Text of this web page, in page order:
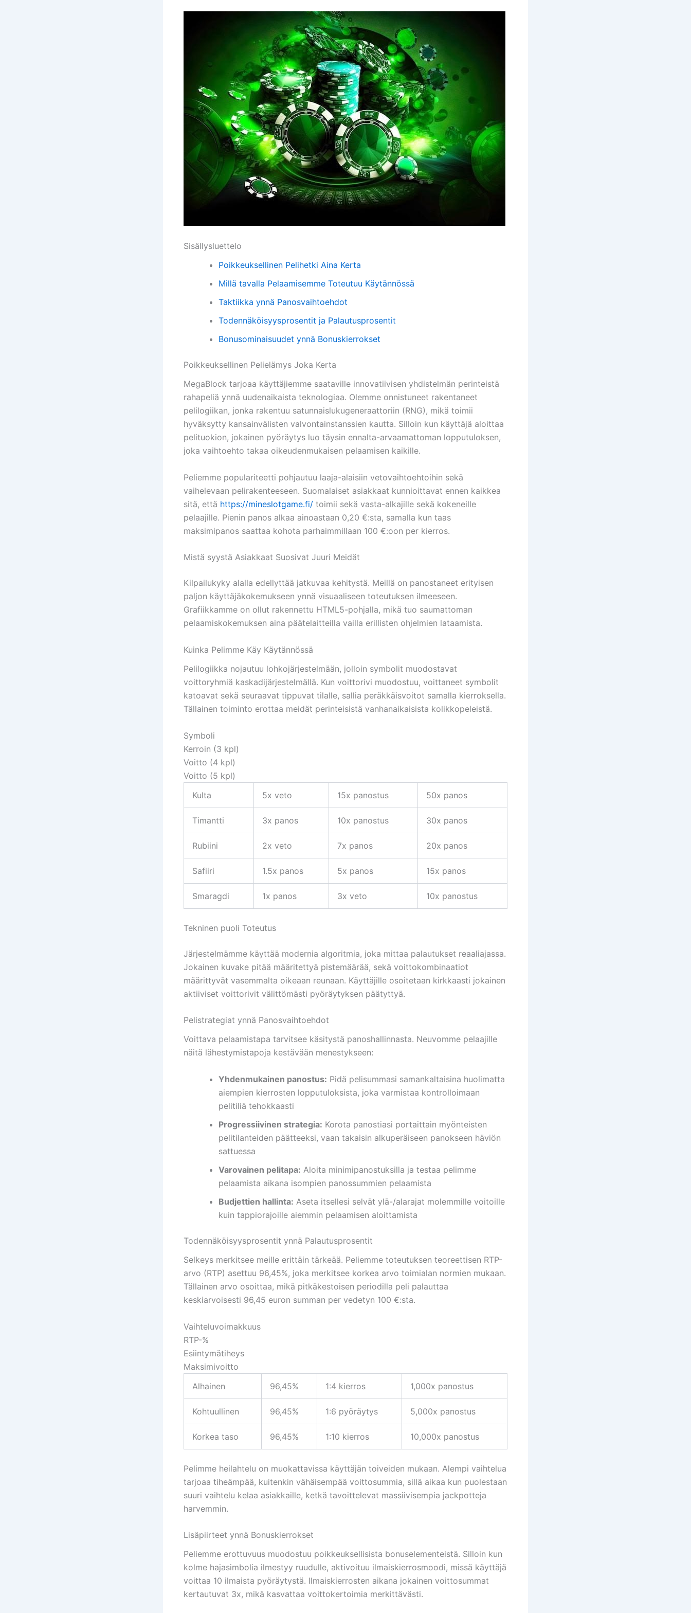
Sisällysluettelo
Poikkeuksellinen Pelihetki Aina Kerta
Millä tavalla Pelaamisemme Toteutuu Käytännössä
Taktiikka ynnä Panosvaihtoehdot
Todennäköisyysprosentit ja Palautusprosentit
Bonusominaisuudet ynnä Bonuskierrokset
Poikkeuksellinen Pelielämys Joka Kerta
MegaBlock tarjoaa käyttäjiemme saataville innovatiivisen yhdistelmän perinteistä
rahapeliä ynnä uudenaikaista teknologiaa. Olemme onnistuneet rakentaneet
pelilogiikan, jonka rakentuu satunnaislukugeneraattoriin (RNG), mikä toimii
hyväksytty kansainvälisten valvontainstanssien kautta. Silloin kun käyttäjä aloittaa
pelituokion, jokainen pyöräytys luo täysin ennalta-arvaamattoman lopputuloksen,
joka vaihtoehto takaa oikeudenmukaisen pelaamisen kaikille.
Peliemme populariteetti pohjautuu laaja-alaisiin vetovaihtoehtoihin sekä
vaihelevaan pelirakenteeseen. Suomalaiset asiakkaat kunnioittavat ennen kaikkea
sitä, että https://mineslotgame.fi/ toimii sekä vasta-alkajille sekä kokeneille
pelaajille. Pienin panos alkaa ainoastaan 0,20 €:sta, samalla kun taas
maksimipanos saattaa kohota parhaimmillaan 100 €:oon per kierros.
Mistä syystä Asiakkaat Suosivat Juuri Meidät
Kilpailukyky alalla edellyttää jatkuvaa kehitystä. Meillä on panostaneet erityisen
paljon käyttäjäkokemukseen ynnä visuaaliseen toteutuksen ilmeeseen.
Grafiikkamme on ollut rakennettu HTML5-pohjalla, mikä tuo saumattoman
pelaamiskokemuksen aina päätelaitteilla vailla erillisten ohjelmien lataamista.
Kuinka Pelimme Käy Käytännössä
Pelilogiikka nojautuu lohkojärjestelmään, jolloin symbolit muodostavat
voittoryhmiä kaskadijärjestelmällä. Kun voittorivi muodostuu, voittaneet symbolit
katoavat sekä seuraavat tippuvat tilalle, sallia peräkkäisvoitot samalla kierroksella.
Tällainen toiminto erottaa meidät perinteisistä vanhanaikaisista kolikkopeleistä.
Symboli
Kerroin (3 kpl)
Voitto (4 kpl)
Voitto (5 kpl)
Kulta
5x veto 15x panostus 50x panos
Timantti 3x panos 10x panostus 30x panos
Rubiini 2x veto 7x panos 20x panos
Safiiri 1.5x panos 5x panos 15x panos
Smaragdi 1x panos 3x veto 10x panostus
Tekninen puoli Toteutus
Järjestelmämme käyttää modernia algoritmia, joka mittaa palautukset reaaliajassa.
Jokainen kuvake pitää määritettyä pistemäärää, sekä voittokombinaatiot
määrittyvät vasemmalta oikeaan reunaan. Käyttäjille osoitetaan kirkkaasti jokainen
aktiiviset voittorivit välittömästi pyöräytyksen päätyttyä.
Pelistrategiat ynnä Panosvaihtoehdot
Voittava pelaamistapa tarvitsee käsitystä panoshallinnasta. Neuvomme pelaajille
näitä lähestymistapoja kestävään menestykseen:
Yhdenmukainen panostus: Pidä pelisummasi samankaltaisina huolimatta
aiempien kierrosten lopputuloksista, joka varmistaa kontrolloimaan
pelitiliä tehokkaasti
Progressiivinen strategia: Korota panostiasi portaittain myönteisten
pelitilanteiden päätteeksi, vaan takaisin alkuperäiseen panokseen häviön
sattuessa
Varovainen pelitapa: Aloita minimipanostuksilla ja testaa pelimme
pelaamista aikana isompien panossummien pelaamista
Budjettien hallinta: Aseta itsellesi selvät ylä-/alarajat molemmille voitoille
kuin tappiorajoille aiemmin pelaamisen aloittamista
Todennäköisyysprosentit ynnä Palautusprosentit
Selkeys merkitsee meille erittäin tärkeää. Peliemme toteutuksen teoreettisen RTP-
arvo (RTP) asettuu 96,45%, joka merkitsee korkea arvo toimialan normien mukaan.
Tällainen arvo osoittaa, mikä pitkäkestoisen periodilla peli palauttaa
keskiarvoisesti 96,45 euron summan per vedetyn 100 €:sta.
Vaihteluvoimakkuus
RTP-%
Esiintymätiheys
Maksimivoitto
Alhainen
96,45% 1:4 kierros 1,000x panostus
Kohtuullinen 96,45% 1:6 pyöräytys 5,000x panostus
Korkea taso 96,45% 1:10 kierros 10,000x panostus
Pelimme heilahtelu on muokattavissa käyttäjän toiveiden mukaan. Alempi vaihtelua
tarjoaa tiheämpää, kuitenkin vähäisempää voittosummia, sillä aikaa kun puolestaan
suuri vaihtelu kelaa asiakkaille, ketkä tavoittelevat massiivisempia jackpotteja
harvemmin.
Lisäpiirteet ynnä Bonuskierrokset
Peliemme erottuvuus muodostuu poikkeuksellisista bonuselementeistä. Silloin kun
kolme hajasimbolia ilmestyy ruudulle, aktivoituu ilmaiskierrosmoodi, missä käyttäjä
voittaa 10 ilmaista pyöräytystä. Ilmaiskierrosten aikana jokainen voittosummat
kertautuvat 3x, mikä kasvattaa voittokertoimia merkittävästi.